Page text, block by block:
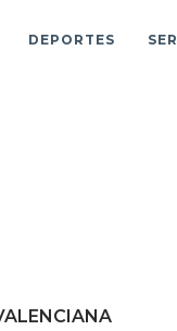
DEPORTES